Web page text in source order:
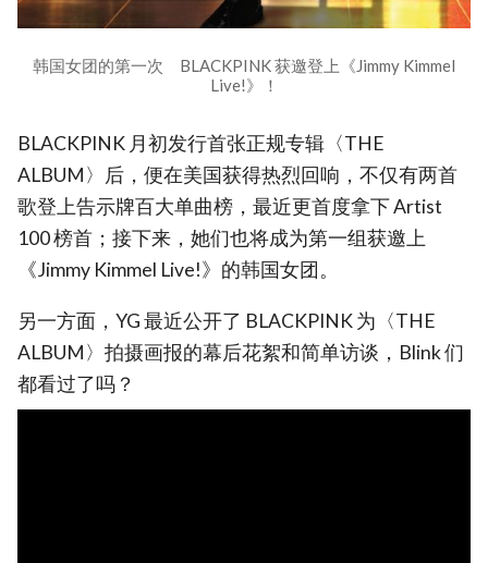
韩国女团的第一次 BLACKPINK 获邀登上《Jimmy Kimmel
Live!》！
BLACKPINK 月初发行首张正规专辑〈THE
ALBUM〉后，便在美国获得热烈回响，不仅有两首
歌登上告示牌百大单曲榜，最近更首度拿下 Artist
100 榜首；接下来，她们也将成为第一组获邀上
《Jimmy Kimmel Live!》的韩国女团。
另一方面，YG 最近公开了 BLACKPINK 为〈THE
ALBUM〉拍摄画报的幕后花絮和简单访谈，Blink 们
都看过了吗？